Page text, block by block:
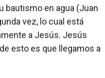
bautismo en agua (Juan
vez, lo cual está
a Jesús. Jesús
esto es que llegamos a